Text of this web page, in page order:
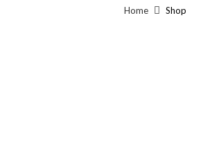
Home Shop